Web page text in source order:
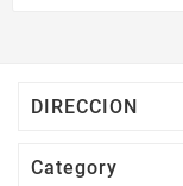
DIRECCION
Category